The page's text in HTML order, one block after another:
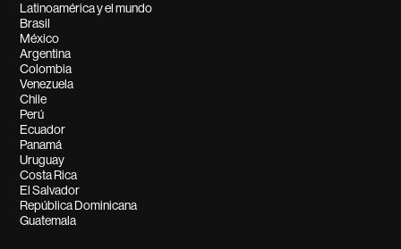
Latinoamérica y el mundo
Brasil
México
Argentina
Colombia
Venezuela
Chile
Perú
Ecuador
Panamá
Uruguay
Costa Rica
El Salvador
República Dominicana
Guatemala